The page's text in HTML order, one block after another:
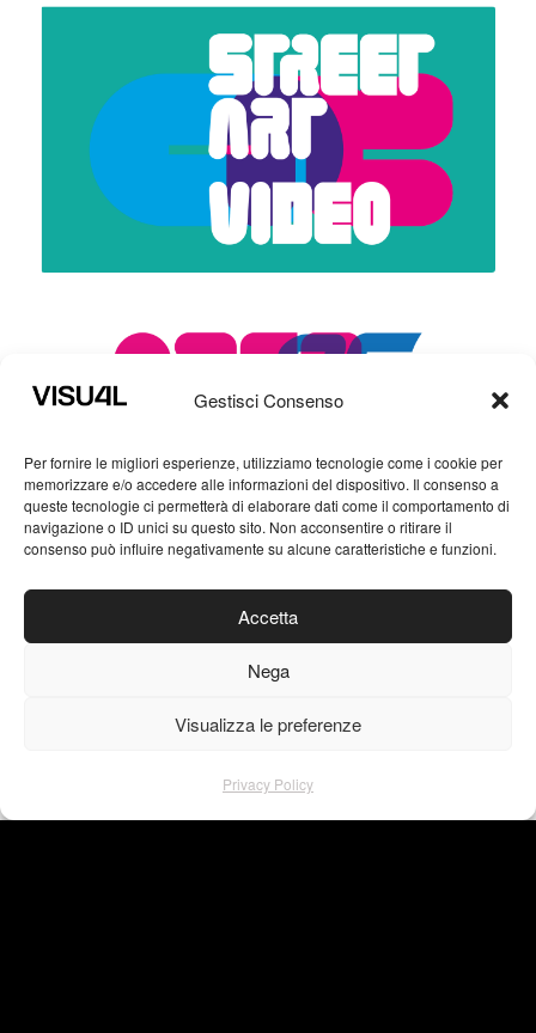
Gestisci Consenso
Per fornire le migliori esperienze, utilizziamo tecnologie come i cookie per
memorizzare e/o accedere alle informazioni del dispositivo. Il consenso a
queste tecnologie ci permetterà di elaborare dati come il comportamento di
navigazione o ID unici su questo sito. Non acconsentire o ritirare il
consenso può influire negativamente su alcune caratteristiche e funzioni.
Accetta
Nega
Visualizza le preferenze
Privacy Policy